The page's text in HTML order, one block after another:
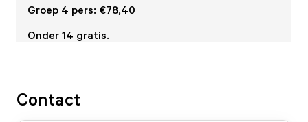
Groep 4 pers: €78,40
Onder 14 gratis.
Contact